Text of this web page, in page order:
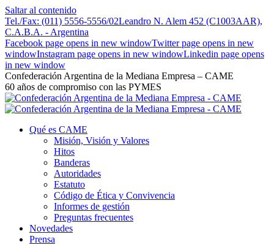
Saltar al contenido
Tel./Fax: (011) 5556-5556/02Leandro N. Alem 452 (C1003AAR),
C.A.B.A. - Argentina
Facebook page opens in new windowTwitter page opens in new
windowInstagram page opens in new windowLinkedin page opens
in new window
Confederación Argentina de la Mediana Empresa – CAME
60 años de compromiso con las PYMES
Qué es CAME
Misión, Visión y Valores
Hitos
Banderas
Autoridades
Estatuto
Código de Ética y Convivencia
Informes de gestión
Preguntas frecuentes
Novedades
Prensa